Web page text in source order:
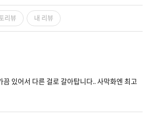
리뷰 내 리뷰
끔 있어서 다른 걸로 갈아탑니다.. 사막화엔 최고